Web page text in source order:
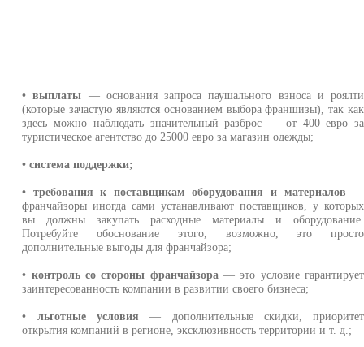
• выплаты — основания запроса паушального взноса и роялти
(которые зачастую являются основанием выбора франшизы), так как
здесь можно наблюдать значительный разброс — от 400 евро за
туристическое агентство до 25000 евро за магазин одежды;
• система поддержки;
• требования к поставщикам оборудования и материалов —
франчайзоры иногда сами устанавливают поставщиков, у которых
вы должны закупать расходные материалы и оборудование.
Потребуйте обоснование этого, возможно, это просто
дополнительные выгоды для франчайзора;
• контроль со стороны франчайзора — это условие гарантирует
заинтересованность компании в развитии своего бизнеса;
• льготные условия — дополнительные скидки, приоритет
открытия компаний в регионе, эксклюзивность территории и т. д.;